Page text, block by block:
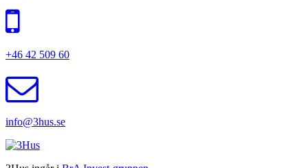
+46 42 509 60
info@3hus.se